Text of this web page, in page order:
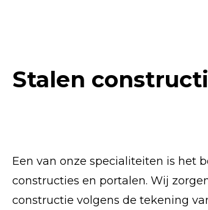
Stalen
Een van onze specialiteiten is het
constructies en portalen. Wij
constructie volgens de tekening